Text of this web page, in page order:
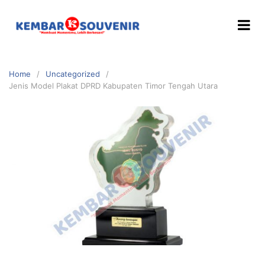
Home
Uncategorized
Jenis Model Plakat DPRD Kabupaten Timor Tengah Utara